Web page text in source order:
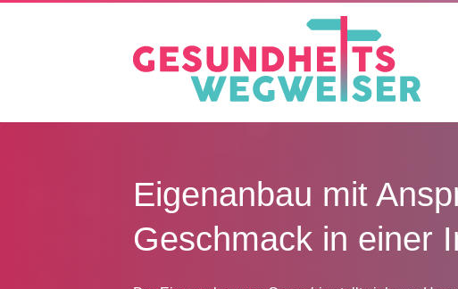
Eigenanbau mit
Geschmack in einer